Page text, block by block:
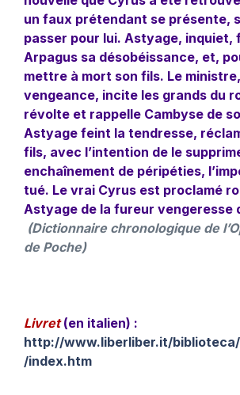
un faux prétendant se présente,
passer pour lui. Astyage, inquiet,
Arpagus sa désobéissance, et,
mettre à mort son fils. Le
vengeance, incite les grands du
révolte et rappelle Cambyse de
Astyage feint la tendresse,
fils, avec l’intention de le
enchaînement de péripéties,
tué. Le vrai Cyrus est proclamé
Astyage de la fureur vengeresse
(Dictionnaire chronologique de
de Poche)
Livret(en italien) :
http://www.liberliber.it/
/index.htm